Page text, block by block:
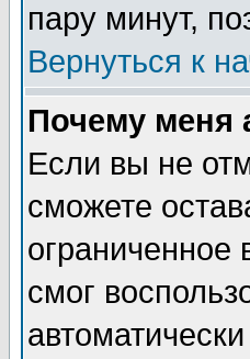
пару минут,
Вернуться к
Почему меня
Если вы не
сможете
ограниченное
смог